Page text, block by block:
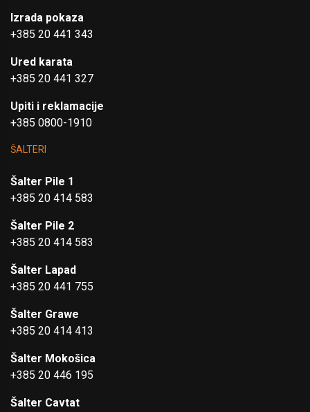
Izrada pokaza
+385 20 441 343
Ured karata
+385 20 441 327
Upiti i reklamacije
+385 0800-1910
ŠALTERI
Šalter Pile 1
+385 20 414 583
Šalter Pile 2
+385 20 414 583
Šalter Lapad
+385 20 441 755
Šalter Grawe
+385 20 414 413
Šalter Mokošica
+385 20 446 195
Šalter Cavtat